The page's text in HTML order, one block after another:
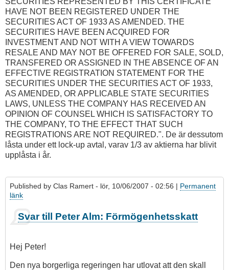
HAVE NOT BEEN REGISTERED UNDER THE
SECURITIES ACT OF 1933 AS AMENDED. THE
SECURITIES HAVE BEEN ACQUIRED FOR
INVESTMENT AND NOT WITH A VIEW TOWARDS
RESALE AND MAY NOT BE OFFERED FOR SALE, SOLD,
TRANSFERED OR ASSIGNED IN THE ABSENCE OF AN
EFFECTIVE REGISTRATION STATEMENT FOR THE
SECURITIES UNDER THE SECURITIES ACT OF 1933,
AS AMENDED, OR APPLICABLE STATE SECURITIES
LAWS, UNLESS THE COMPANY HAS RECEIVED AN
OPINION OF COUNSEL WHICH IS SATISFACTORY TO
THE COMPANY, TO THE EFFECT THAT SUCH
REGISTRATIONS ARE NOT REQUIRED.". De är dessutom
låsta under ett lock-up avtal, varav 1/3 av aktierna har blivit
upplåsta i år.
Published by Clas Ramert - lör, 10/06/2007 - 02:56 | Permanent
länk
Svar till Peter Alm: Förmögenhetsskatt
Hej Peter!
Den nya borgerliga regeringen har utlovat att den skall